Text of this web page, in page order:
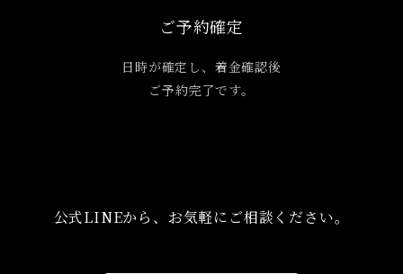
ご予約確定
日時が確定し、着金確認後
ご予約完了です。
公式LINEから、お気軽にご相談ください。